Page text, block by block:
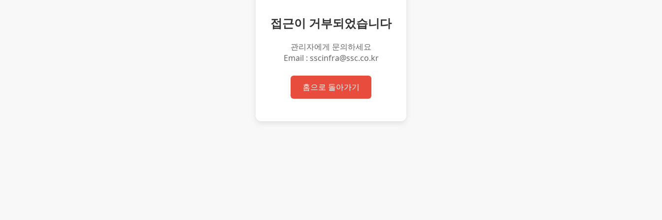
접근이 거부되었습니다
관리자에게 문의하세요
Email : sscinfra@ssc.co.kr
홈으로 돌아가기